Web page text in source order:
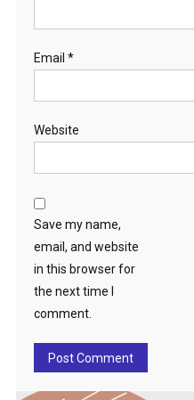
Email *
Website
Save my name,
email, and website
in this browser for
the next time I
comment.